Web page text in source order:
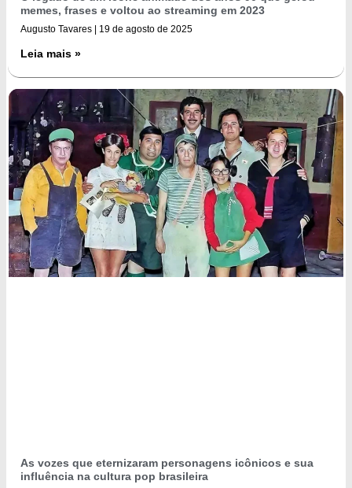
memes, frases e voltou ao streaming em 2023
Augusto Tavares 19 de agosto de 2025
Leia mais »
As vozes que eternizaram personagens icônicos e sua
influência na cultura pop brasileira